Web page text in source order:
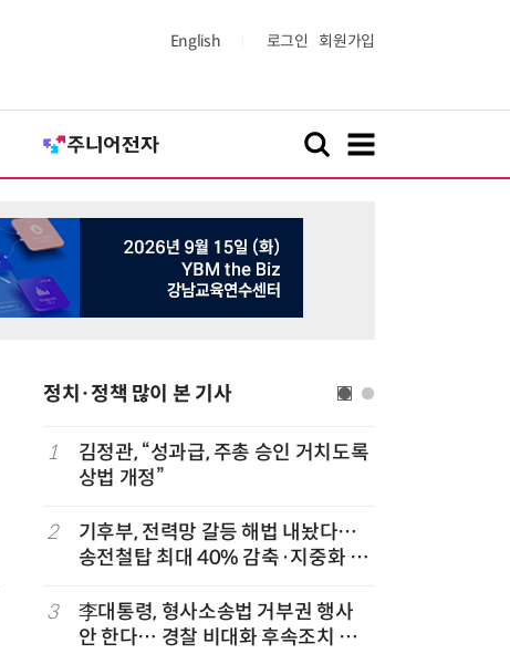
English 로그인 회원가입
정치·정책 많이 본 기사
1
김정관, “성과급, 주총 승인 거치도록
상법 개정”
2
기후부, 전력망 갈등 해법 내놨다…
송전철탑 최대 40% 감축·지중화 확
3
李대통령, 형사소송법 거부권 행사
안 한다… 경찰 비대화 후속조치 점